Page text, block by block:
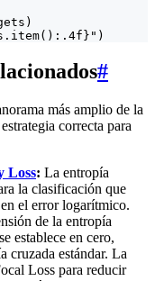
#
más amplio de la
correcta para
Loss: La entropía
la clasificación que
el error logarítmico.
de la entropía
establece en cero,
cruzada estándar. La
Loss para reducir